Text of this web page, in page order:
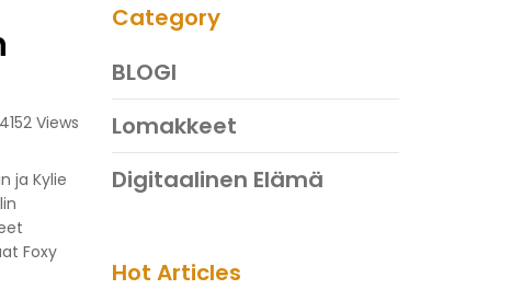
4152 Views
ja Kylie
Foxy
Category
BLOGI
Lomakkeet
Digitaalinen Elämä
Hot Articles